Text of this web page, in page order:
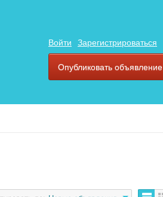
Войти Зарегистрироваться
Опубликовать объявление